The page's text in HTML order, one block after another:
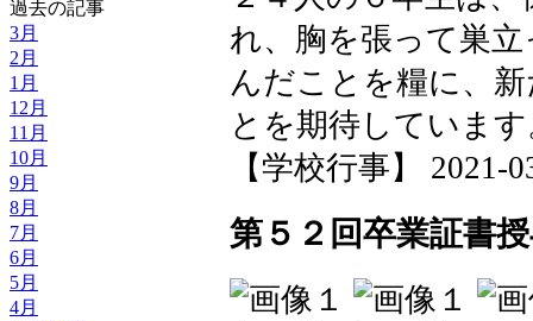
過去の記事
3月
2月
1月
12月
11月
10月
9月
8月
7月
6月
5月
4月
れ、胸を張って巣
んだことを糧に、
とを期待していま
【学校行事】 2021-
第５２回卒業証書